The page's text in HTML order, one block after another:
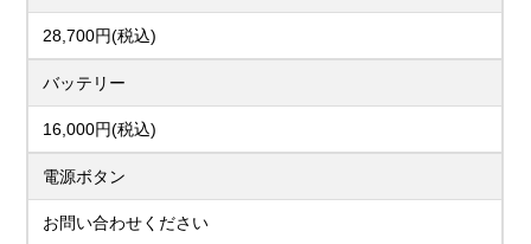
28,700円(税込)
バッテリー
16,000円(税込)
電源ボタン
お問い合わせください